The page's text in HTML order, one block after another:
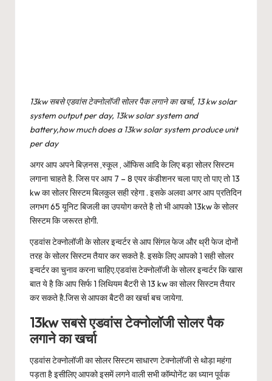
13kw सबसे एडवांस टेक्नोलॉजी सोलर पैक लगाने का खर्चा, 13 kw solar
system output per day, 13kw solar system and
battery,how much does a 13kw solar system produce unit
per day
अगर आप अपने बिज़नस ,स्कूल , ऑफिस आदि के लिए बड़ा सोलर सिस्टम
लगाना चाहते है. जिस पर आप 7 – 8 एयर कंडीशनर चला पाए तो पाए तो 13
kw का सोलर सिस्टम बिलकुल सही रहेगा . इसके अलवा अगर आप प्रतिदिन
लगभग 65 यूनिट बिजली का उपयोग करते है तो भी आपको 13kw के सोलर
सिस्टम कि जरूरत होगी.
एडवांस टेक्नोलॉजी के सोलर इन्वर्टर से आप सिंगल फेज और थ्री फेज दोनों
तरह के सोलर सिस्टम तैयार कर सकते है. इसके लिए आपको 1 सही सोलर
इन्वर्टर का चुनाव करना चाहिए.एडवांस टेक्नोलॉजी के सोलर इन्वर्टर कि खास
बात ये है कि आप सिर्फ 1 लिथियम बैटरी से 13 kw का सोलर सिस्टम तैयार
कर सकते है.जिस से आपका बैटरी का खर्चा बच जायेगा.
13kw सबसे एडवांस टेक्नोलॉजी सोलर पैक
लगाने का खर्चा
एडवांस टेक्नोलॉजी का सोलर सिस्टम साधारण टेक्नोलॉजी से थोड़ा महंगा
पड़ता है इसीलिए आपको इसमें लगने वाली सभी कॉम्पोनेंट का ध्यान पूर्वक